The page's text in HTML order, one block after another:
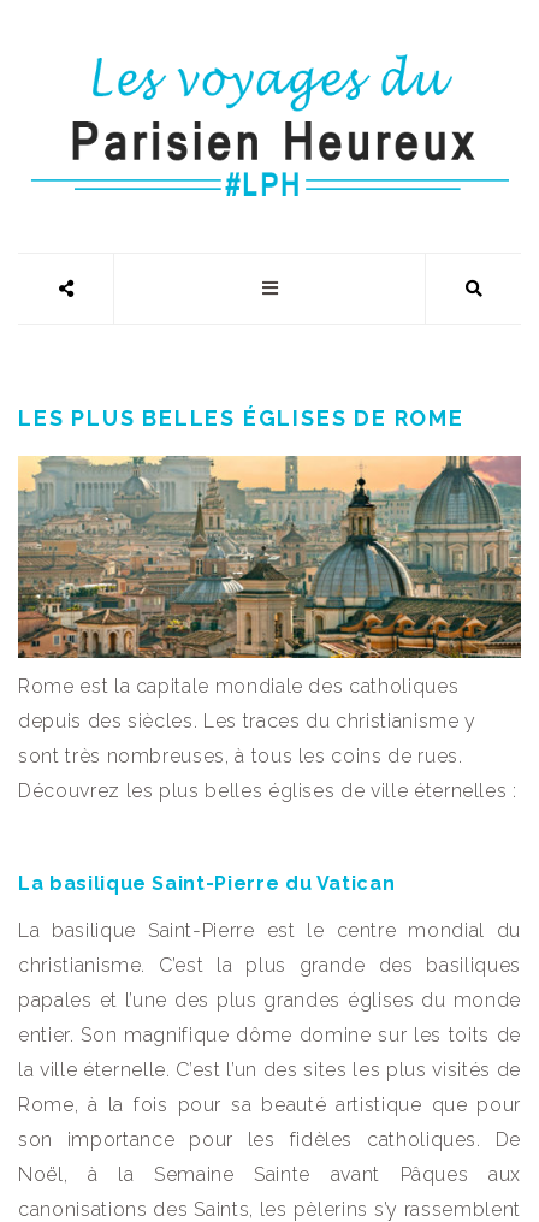
LES PLUS BELLES ÉGLISES DE ROME
Rome est la capitale mondiale des catholiques
depuis des siècles. Les traces du christianisme y
sont très nombreuses, à tous les coins de rues.
Découvrez les plus belles églises de ville éternelles :
La basilique Saint-Pierre du Vatican
La basilique Saint-Pierre est le centre mondial du
christianisme. C’est la plus grande des basiliques
papales et l’une des plus grandes églises du monde
entier. Son magnifique dôme domine sur les toits de
la ville éternelle. C’est l’un des sites les plus visités de
Rome, à la fois pour sa beauté artistique que pour
son importance pour les fidèles catholiques. De
Noël, à la Semaine Sainte avant Pâques aux
canonisations des Saints, les pèlerins s’y rassemblent